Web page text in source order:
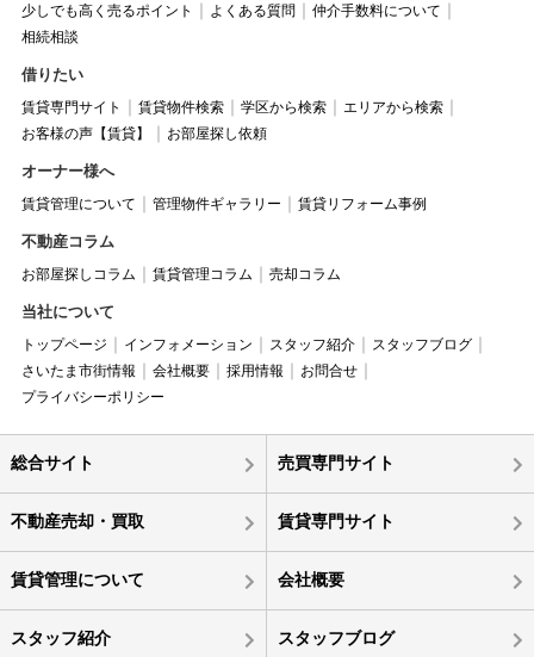
少しでも高く売るポイント
よくある質問
仲介手数料について
相続相談
借りたい
賃貸専門サイト 賃貸物件検索 学区から検索
エリアから検索
お客様の声【賃貸】
お部屋探し依頼
オーナー様へ
賃貸管理について 管理物件ギャラリー 賃貸リフォーム事例
不動産コラム
お部屋探しコラム 賃貸管理コラム 売却コラム
当社について
トップページ インフォメーション スタッフ紹介
スタッフブログ
さいたま市街情報
会社概要 採用情報
お問合せ
プライバシーポリシー
総合サイト 売買専門サイト
不動産売却・買取 賃貸専門サイト
賃貸管理について 会社概要
スタッフ紹介 スタッフブログ